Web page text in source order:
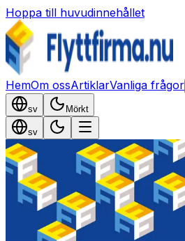
Hoppa till huvudinnehållet
HemOm ossArtiklarVanliga frågor
sv Mörkt
sv